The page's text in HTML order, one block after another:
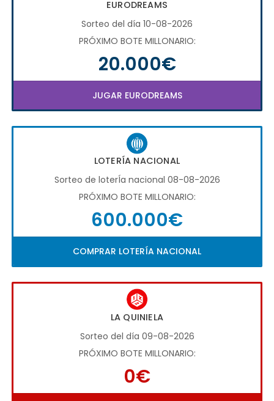
EURODREAMS
Sorteo del día 10-08-2026
PRÓXIMO BOTE MILLONARIO:
20.000€
JUGAR EURODREAMS
LOTERÍA NACIONAL
Sorteo de loterÍa nacional 08-08-2026
PRÓXIMO BOTE MILLONARIO:
600.000€
COMPRAR LOTERÍA NACIONAL
LA QUINIELA
Sorteo del día 09-08-2026
PRÓXIMO BOTE MILLONARIO:
0€